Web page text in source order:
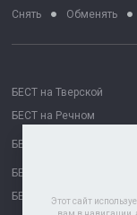
Снять
Обменять
БЕСТ на Тверской
БЕСТ на Речном
БЕСТ Москва Сити
БЕСТ на Проспекте Мира
БЕСТ-ХимкиЭтот сайт